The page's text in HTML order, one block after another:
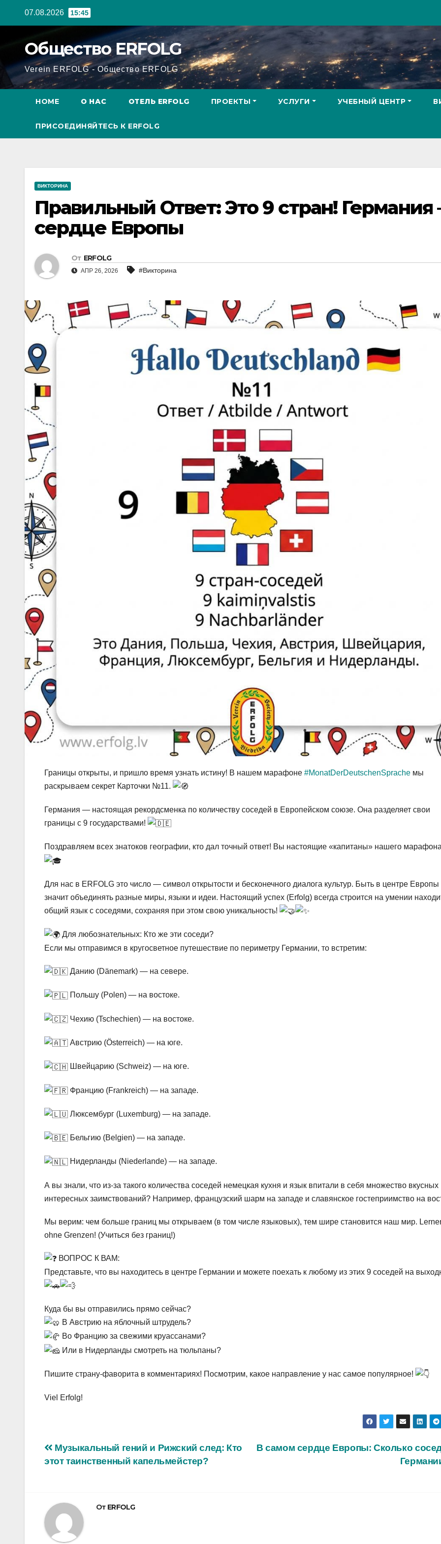
07.08.2026 15:45
Общество ERFOLG
Verein ERFOLG - Общество ERFOLG
HOME О НАС ОТЕЛЬ ERFOLG ПРОЕКТЫ УСЛУГИ УЧЕБНЫЙ ЦЕНТР
ПРИСОЕДИНЯЙТЕСЬ К ERFOLG
ВИКТОРИНА
Правильный Ответ: Это 9 стран!
сердце Европы
От ERFOLG
АПР 26, 2026 #Викторина
Границы открыты, и пришло время узнать истину! В нашем марафоне #MonatDerDeutschenSprache мы
раскрываем секрет Карточки №11.
Германия — настоящая рекордсменка по количеству соседей в Европейском союзе. Она разделяет свои
границы с 9 государствами!
Поздравляем всех знатоков географии, кто дал точный ответ! Вы настоящие «капитаны» нашего
Для нас в ERFOLG это число — символ открытости и бесконечного диалога культур. Быть в центре
значит объединять разные миры, языки и идеи. Настоящий успех (Erfolg) всегда строится на умении
общий язык с соседями, сохраняя при этом свою уникальность!
Для любознательных: Кто же эти соседи?
Если мы отправимся в кругосветное путешествие по периметру Германии, то встретим:
Данию (Dänemark) — на севере.
Польшу (Polen) — на востоке.
Чехию (Tschechien) — на востоке.
Австрию (Österreich) — на юге.
Швейцарию (Schweiz) — на юге.
Францию (Frankreich) — на западе.
Люксембург (Luxemburg) — на западе.
Бельгию (Belgien) — на западе.
Нидерланды (Niederlande) — на западе.
А вы знали, что из-за такого количества соседей немецкая кухня и язык впитали в себя множество вкусных
интересных заимствований? Например, французский шарм на западе и славянское гостеприимство на
Мы верим: чем больше границ мы открываем (в том числе языковых), тем шире становится наш мир.
ohne Grenzen! (Учиться без границ!)
ВОПРОС К ВАМ:
Представьте, что вы находитесь в центре Германии и можете поехать к любому из этих 9 соседей на
Куда бы вы отправились прямо сейчас?
В Австрию на яблочный штрудель?
Во Францию за свежими круассанами?
Или в Нидерланды смотреть на тюльпаны?
Пишите страну-фаворита в комментариях! Посмотрим, какое направление у нас самое популярное!
Viel Erfolg!
Навигация
В самом сердце Европы: Сколько
Музыкальный гений и Рижский след: Кто
этот таинственный капельмейстер?
От ERFOLG